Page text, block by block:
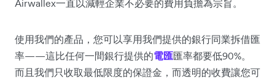
Airwallex一直以減輕企業不必要的費用負擔為宗旨。
使用我們的產品，您可以享用我們提供的銀行同業拆借匯
率——這比任何一間銀行提供的電匯匯率都要低90%。
而且我們只收取最低限度的保證金，而透明的收費讓您可